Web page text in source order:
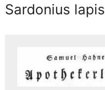
Sardonius lapis